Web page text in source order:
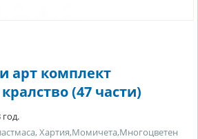
арт комплект
(47 части)
Хартия,Момичета,Многоцветен